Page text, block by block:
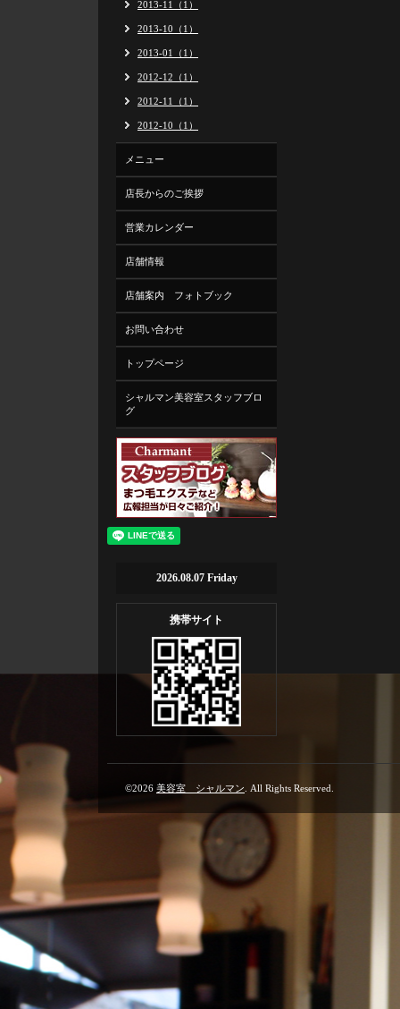
2013-11（1）
2013-10（1）
2013-01（1）
2012-12（1）
2012-11（1）
2012-10（1）
メニュー
店長からのご挨拶
営業カレンダー
店舗情報
店舗案内 フォトブック
お問い合わせ
トップページ
シャルマン美容室スタッフブロ
グ
2026.08.07 Friday
携帯サイト
©2026 美容室 シャルマン . All Rights Reserved.